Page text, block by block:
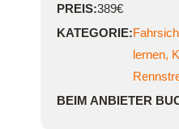
PREIS:389€
KATEGORIE:
lernen,
BEIM ANBIETER